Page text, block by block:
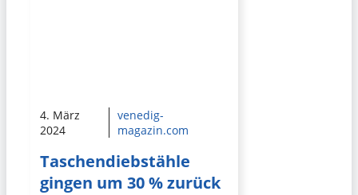
4. März
2024
venedig-
magazin.com
Taschendiebstähle
gingen um 30 % zurück